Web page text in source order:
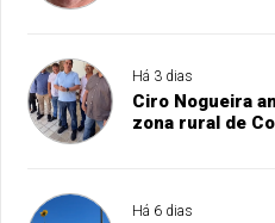
Há 3 dias
Ciro Nogueira
zona rural de
Há 6 dias